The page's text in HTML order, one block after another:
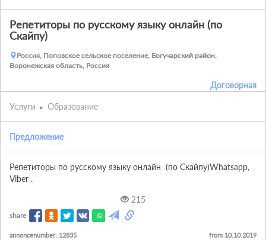
Репетиторы по русскому языку онлайн (по
Скайпу)
Россия, Поповское сельское поселение, Богучарский район,
Воронежская область, Россия
Договорная
Услуги Образование
Предложение
Репетиторы по русскому языку онлайн  (по Скайпу)Whatsapp,
Viber .
215
share
annoncenumber: 12835 from 10.10.2019